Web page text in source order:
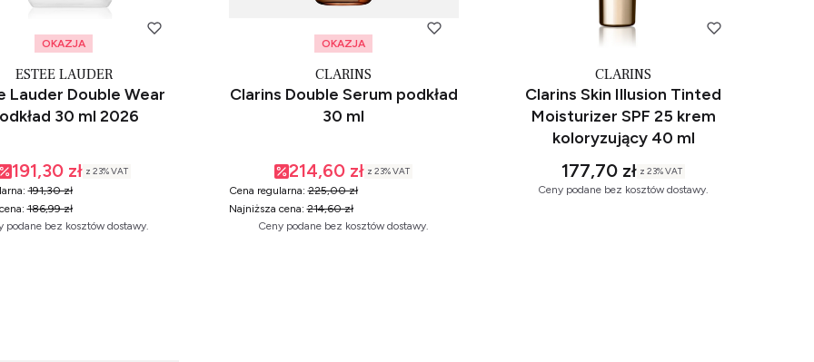
OKAZJA
ESTEE LAUDER
Lauder Double Wear
30 ml 2026
191,30 zł z 23%VAT
191,30 zł
186,99 zł
podane bez kosztów dostawy.
OKAZJA
CLARINS
Clarins Double Serum podkład
30 ml
214,60 zł z 23%VAT
Cena regularna: 225,00 zł
Najniższa cena: 214,60 zł
Ceny podane bez kosztów dostawy.
CLARINS
Clarins Skin Illusion Tinted
Moisturizer SPF 25 krem
koloryzujący 40 ml
177,70 zł z 23%VAT
Ceny podane bez kosztów dostawy.